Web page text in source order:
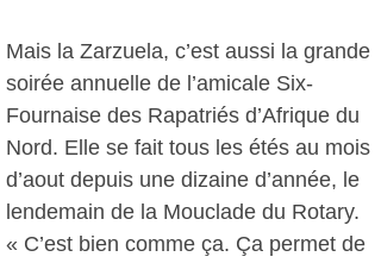
Mais la Zarzuela, c’est aussi la grande
soirée annuelle de l’amicale Six-
Fournaise des Rapatriés d’Afrique du
Nord. Elle se fait tous les étés au mois
d’aout depuis une dizaine d’année, le
lendemain de la Mouclade du Rotary.
« C’est bien comme ça. Ça permet de